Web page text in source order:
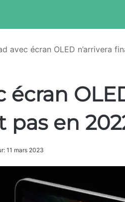
avec écran OLED n’arrivera
écran
en
11 mars 2023